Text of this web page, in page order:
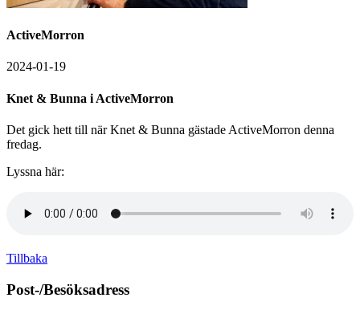
ActiveMorron
2024-01-19
Knet & Bunna i ActiveMorron
Det gick hett till när Knet & Bunna gästade ActiveMorron denna
fredag.
Lyssna här:
Tillbaka
Post-/Besöksadress